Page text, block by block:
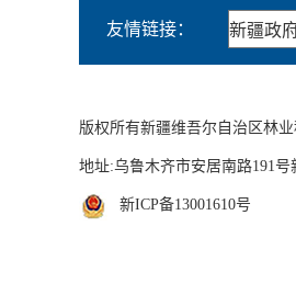
友情链接：
版权所有新疆维吾尔自治区林
地址:乌鲁木齐市安居南路191号
新ICP备13001610号